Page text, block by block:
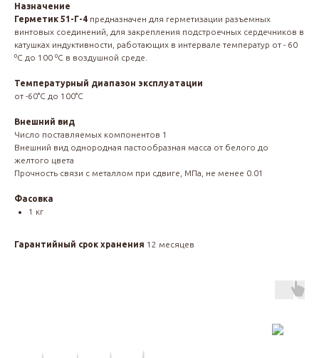
Назначение
Герметик 51-Г-4 предназначен для герметизации разъемных
винтовых соединений, для закрепления подстроечных сердечников в
катушках индуктивности, работающих в интервале температур от - 60
ºС до 100 ºС в воздушной среде.
Температурный диапазон эксплуатации
от -60°С до 100°С
Внешний вид
Число поставляемых компонентов 1
Внешний вид однородная пастообразная масса от белого до
желтого цвета
Прочность связи с металлом при сдвиге, МПа, не менее 0.01
Фасовка
1 кг
Гарантийный срок хранения 12 месяцев